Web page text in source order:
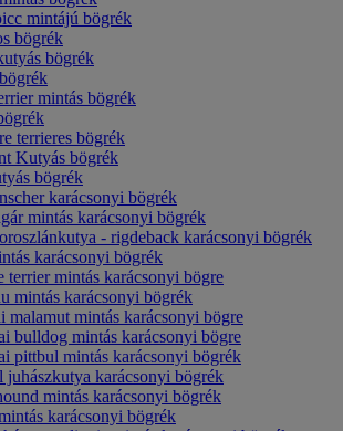
mintájú bögrék
bögrék
bögrék
mintás bögrék
terrieres bögrék
Kutyás bögrék
bögrék
karácsonyi bögrék
mintás karácsonyi bögrék
- rigdeback karácsonyi bögrék
karácsonyi bögrék
terrier mintás karácsonyi bögre
mintás karácsonyi bögrék
malamut mintás karácsonyi bögre
bulldog mintás karácsonyi bögre
pittbul mintás karácsonyi bögrék
juhászkutya karácsonyi bögrék
mintás karácsonyi bögrék
karácsonyi bögrék